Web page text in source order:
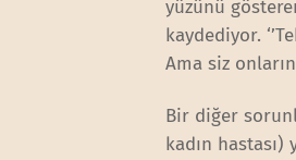
yüzünü
kaydediyor.
Ama siz
Bir diğer
kadın